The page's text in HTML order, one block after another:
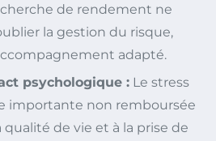
de rendement ne
la gestion du risque,
adapté.
psychologique : Le stress
importante non remboursée
de vie et à la prise de